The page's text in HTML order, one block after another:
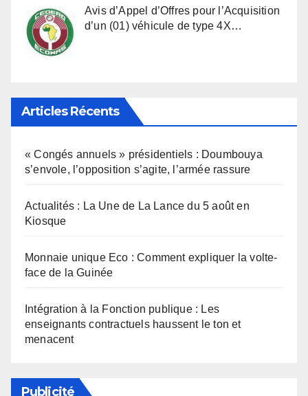
Avis d’Appel d’Offres pour l’Acquisition
d’un (01) véhicule de type 4X…
Articles Récents
« Congés annuels » présidentiels : Doumbouya
s’envole, l’opposition s’agite, l’armée rassure
Actualités : La Une de La Lance du 5 août en
Kiosque
Monnaie unique Eco : Comment expliquer la volte-
face de la Guinée
Intégration à la Fonction publique : Les
enseignants contractuels haussent le ton et
menacent
Publicité